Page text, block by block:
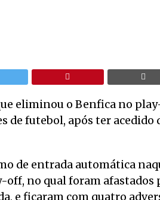
eliminou o Benfica no
de futebol, após ter
de entrada automática
no qual foram afastados
e ficaram com quatro